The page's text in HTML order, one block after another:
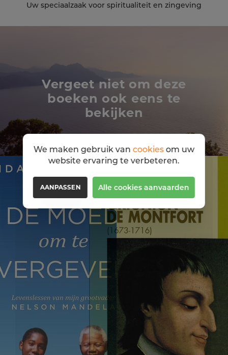
Uw speciaalzaak voor spiritualiteit en zingeving
Vergeet niet om deze
boeken ook eens te
bekijken
We maken gebruik van cookiesom uw
website ervaring te verbeteren.
AANPASSEN Alle cookies aanvaarden